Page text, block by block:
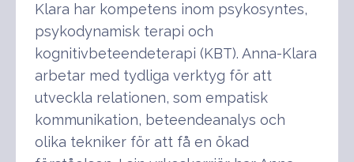
Klara har kompetens inom psykosyntes,
psykodynamisk terapi och
kognitivbeteendeterapi (KBT). Anna-Klara
arbetar med tydliga verktyg för att
utveckla relationen, som empatisk
kommunikation, beteendeanalys och
olika tekniker för att få en ökad